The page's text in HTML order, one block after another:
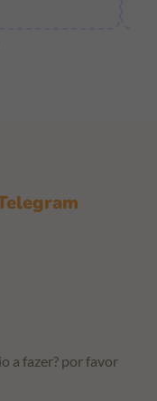
a fazer? por favor